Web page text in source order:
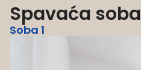
Spavaća soba
Soba 1